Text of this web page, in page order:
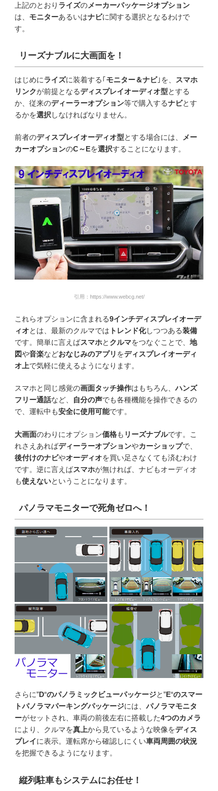
上記のとおり ライズのメーカーパッケージオプション
は、 モニターあるいはナビに関する選択となるわけで
す。
リーズナブルに大画面を！
はじめにライズに装着する｢モニター＆ナビ｣を、
スマホ
リンクが前提となるディスプレイオーディオ型とする
か、従来のディーラーオプション等で購入するナビとす
るかを選択 しなければなりません。
前者のディスプレイオーディオ型とする場合には、
メー
カーオプションのC～Eを選択することになります。
引用：https://www.webcg.net/
これらオプションに含まれる9インチディスプレイオーデ
ィオとは、最新のクルマでは トレンド化しつつある装備
です。簡単に言えばスマホと クルマをつなぐことで、 地
図や音楽などおなじみのアプリ をディスプレイオーディ
オ上で気軽に使えるようになります。
スマホと同じ感覚の画面タッチ操作はもちろん、ハンズ
フリー通話など、 自分の声でも各種機能を操作できるの
で、運転中も安全に使用可能です。
大画面のわりにオプション価格も リーズナブルです。こ
れさえあればディーラーオプションやカーショップで、
後付けのナビやオーディオを買い足さなくても済むわけ
です。逆に言えばスマホが無ければ、ナビもオーディオ
も使えないということになります。
パノラマモニターで死角ゼロへ！
さらに”D“のパノラミックビューパッケージと”E“のスマー
トパノラマパーキングパッケージには、 パノラマモニタ
ーがセットされ、車両の前後左右に搭載した4つのカメラ
により、クルマを真上から見ているような映像をディス
プレイに表示。運転席から確認しにくい車両周囲の状況
を把握できるようになります。
縦列駐車もシステムにお任せ！